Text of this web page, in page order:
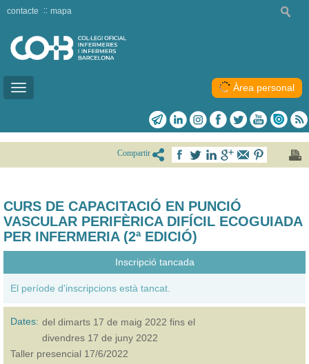
Toggle
contacte mapa
Àrea personal
Compartir
CURS DE CAPACITACIÓ EN PUNCIÓ
VASCULAR PERIFÈRICA DIFÍCIL ECOGUIADA
PER INFERMERIA (2ª EDICIÓ)
Inscripció tancada
El període d'inscripcions està tancat.
Dates: del dimarts 17 de maig 2022 fins el
divendres 17 de juny 2022
Taller presencial 17/6/2022